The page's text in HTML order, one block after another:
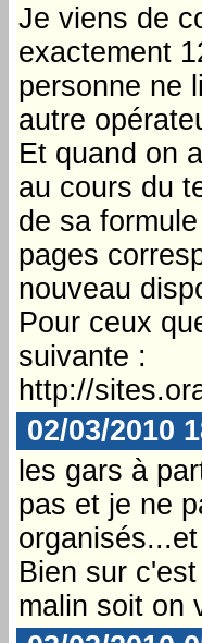
Je viens de
exactement
personne ne
autre
Et quand on
au cours du
de sa
pages
nouveau
Pour ceux
suivante :
http://
02/03/2010
les gars à
pas et je ne
Bien sur
malin soit on